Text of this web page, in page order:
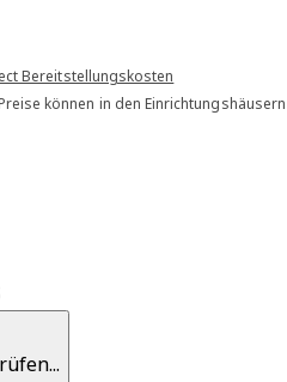
Bereitstellungskosten
können in den Einrichtungshäusern
5 Sterne Alle Bewertungen: